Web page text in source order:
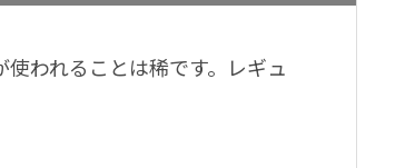
われることは稀です。レギュ